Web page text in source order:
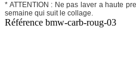
* ATTENTION : Ne pas laver a haute
semaine qui suit le collage.
Référence bmw-carb-roug-03